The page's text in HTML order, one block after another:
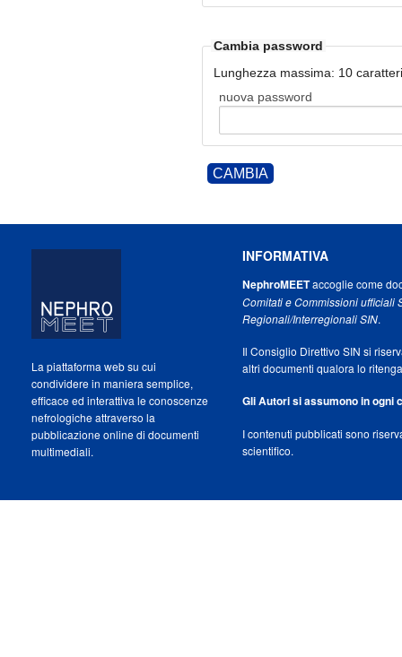
Cambia password
Lunghezza massima: 10
nuova password
CAMBIA
La piattaforma web su cui
condividere in maniera semplice,
efficace ed interattiva le conoscenze
nefrologiche attraverso la
pubblicazione online di documenti
multimediali.
INFORMATIVA
NephroMEETaccoglie come
Comitati e Commissioni ufficiali
Regionali/Interregionali SIN.
Il Consiglio Direttivo SIN si
altri documenti qualora lo
Gli Autori si assumono in ogni
I contenuti pubblicati sono
scientifico.